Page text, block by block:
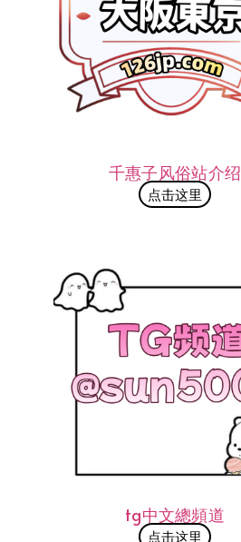
千惠子风俗站介绍
点击这里
tg中文總頻道
点击这里